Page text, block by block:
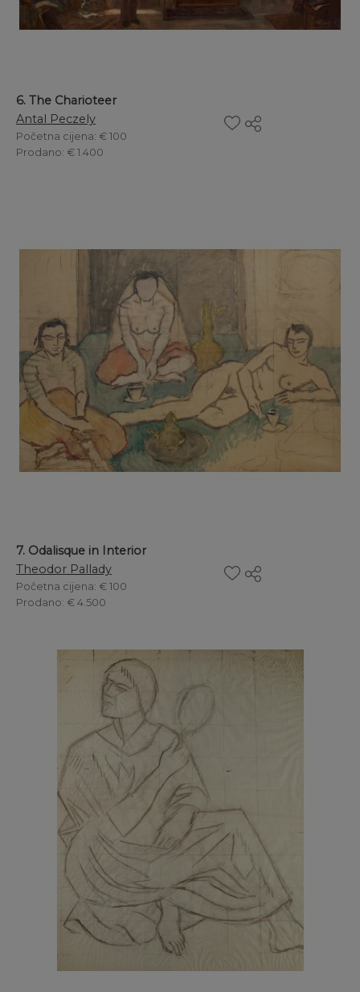
6. The Charioteer
Antal Peczely
Početna cijena: € 100
Prodano: € 1.400
7. Odalisque in Interior
Theodor Pallady
Početna cijena: € 100
Prodano: € 4.500